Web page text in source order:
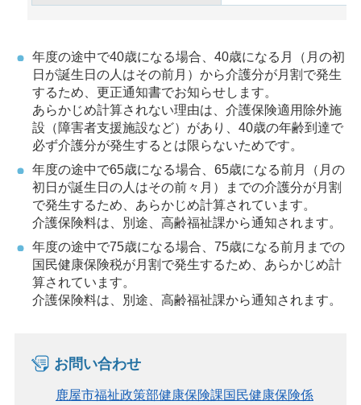
年度の途中で40歳になる場合、40歳になる月（月の初
日が誕生日の人はその前月）から介護分が月割で発生
するため、更正通知書でお知らせします。
あらかじめ計算されない理由は、介護保険適用除外施
設（障害者支援施設など）があり、40歳の年齢到達で
必ず介護分が発生するとは限らないためです。
年度の途中で65歳になる場合、65歳になる前月（月の
初日が誕生日の人はその前々月）までの介護分が月割
で発生するため、あらかじめ計算されています。
介護保険料は、別途、高齢福祉課から通知されます。
年度の途中で75歳になる場合、75歳になる前月までの
国民健康保険税が月割で発生するため、あらかじめ計
算されています。
介護保険料は、別途、高齢福祉課から通知されます。
お問い合わせ
鹿屋市福祉政策部健康保険課国民健康保険係